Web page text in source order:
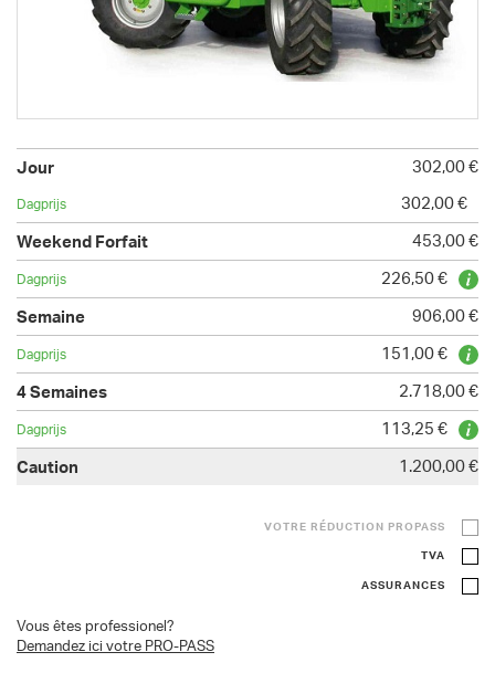
302,00 €
302,00 €
453,00 €
226,50 €
906,00 €
151,00 €
2.718,00 €
113,25 €
1.200,00 €
VOTRE RÉDUCTION PROPASS
TVA
ASSURANCES
Vous êtes professionel?
Demandez ici votre PRO-PASS